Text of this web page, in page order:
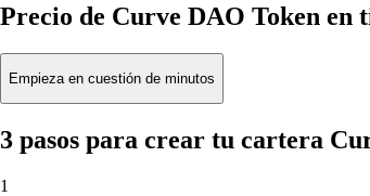
Precio de Curve DAO Token en
Empieza en cuestión de minutos
3 pasos para crear tu cartera
1